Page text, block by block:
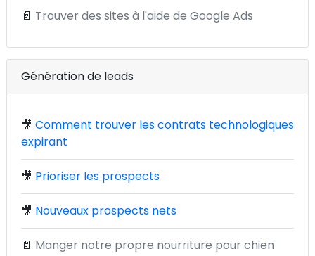
📄 Trouver des sites à l'aide de Google Ads
Génération de leads
🎥 Comment trouver les contrats technologiques
expirant
🎥 Prioriser les prospects
🎥 Nouveaux prospects nets
📄 Manger notre propre nourriture pour chien